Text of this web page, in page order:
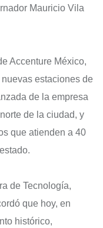
Mauricio Vila
Accenture México,
estaciones de
de la empresa
de la ciudad, y
que atienden a 40
de Tecnología,
que hoy, en
histórico,